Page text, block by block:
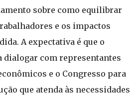
sobre como equilibrar
e os impactos
A expectativa é que o
dialogar com representantes
e o Congresso para
que atenda às necessidades